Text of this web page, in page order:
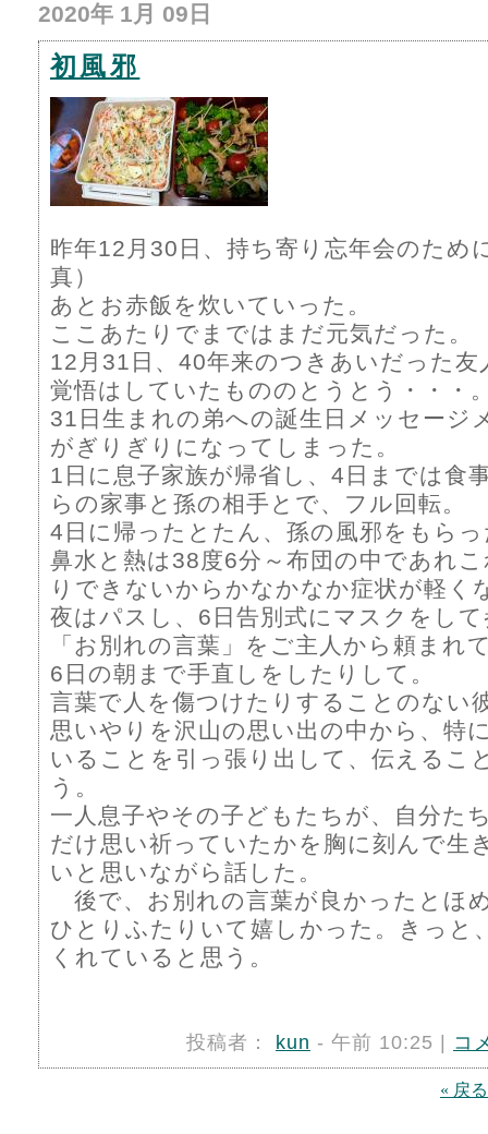
2020年 1月 09日
初風邪
昨年12月30日、持ち寄り忘年会のため
真）
あとお赤飯を炊いていった。
ここあたりでまではまだ元気だった。
12月31日、40年来のつきあいだった友
覚悟はしていたもののとうとう・・・
31日生まれの弟への誕生日メッセージ
がぎりぎりになってしまった。
1日に息子家族が帰省し、4日までは食
らの家事と孫の相手とで、フル回転。
4日に帰ったとたん、孫の風邪をもら
鼻水と熱は38度6分～布団の中であれ
りできないからかなかなか症状が軽く
夜はパスし、6日告別式にマスクをし
「お別れの言葉」をご主人から頼まれ
6日の朝まで手直しをしたりして。
言葉で人を傷つけたりすることのない
思いやりを沢山の思い出の中から、特
いることを引っ張り出して、伝えるこ
う。
一人息子やその子どもたちが、自分た
だけ思い祈っていたかを胸に刻んで生
いと思いながら話した。
後で、お別れの言葉が良かったとほ
ひとりふたりいて嬉しかった。きっと
くれていると思う。
投稿者： kun - 午前 10:25 | コ
« 戻る